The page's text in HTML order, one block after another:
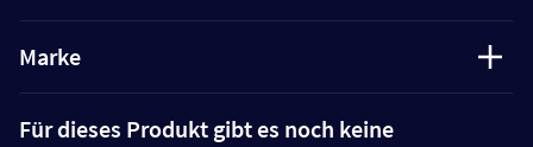
Marke
Für dieses Produkt gibt es noch keine